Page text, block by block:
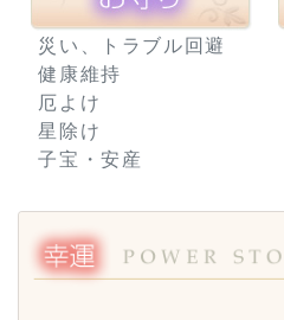
災い、トラブル回避
健康維持
厄よけ
星除け
子宝・安産